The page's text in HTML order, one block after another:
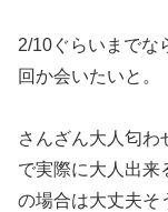
2/10ぐらいまでな
回か会いたいと。
さんざん大人匂わ
で実際に大人出来
の場合は大丈夫そ